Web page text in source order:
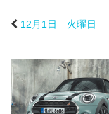
12月1日 火曜日